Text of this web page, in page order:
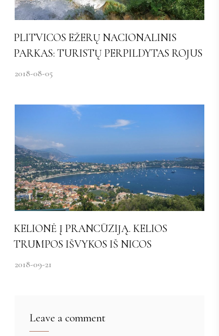
PLITVICOS EŽERŲ NACIONALINIS
PARKAS: TURISTŲ PERPILDYTAS ROJUS
2018-08-05
KELIONĖ Į PRANCŪZIJĄ. KELIOS
TRUMPOS IŠVYKOS IŠ NICOS
2018-09-21
Leave a comment